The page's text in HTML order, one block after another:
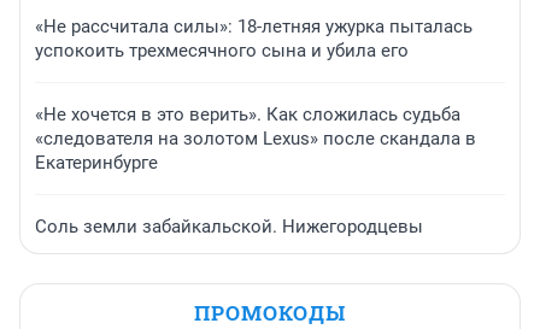
«Не рассчитала силы»: 18-летняя ужурка пыталась
успокоить трехмесячного сына и убила его
«Не хочется в это верить». Как сложилась судьба
«следователя на золотом Lexus» после скандала в
Екатеринбурге
Соль земли забайкальской. Нижегородцевы
ПРОМОКОДЫ